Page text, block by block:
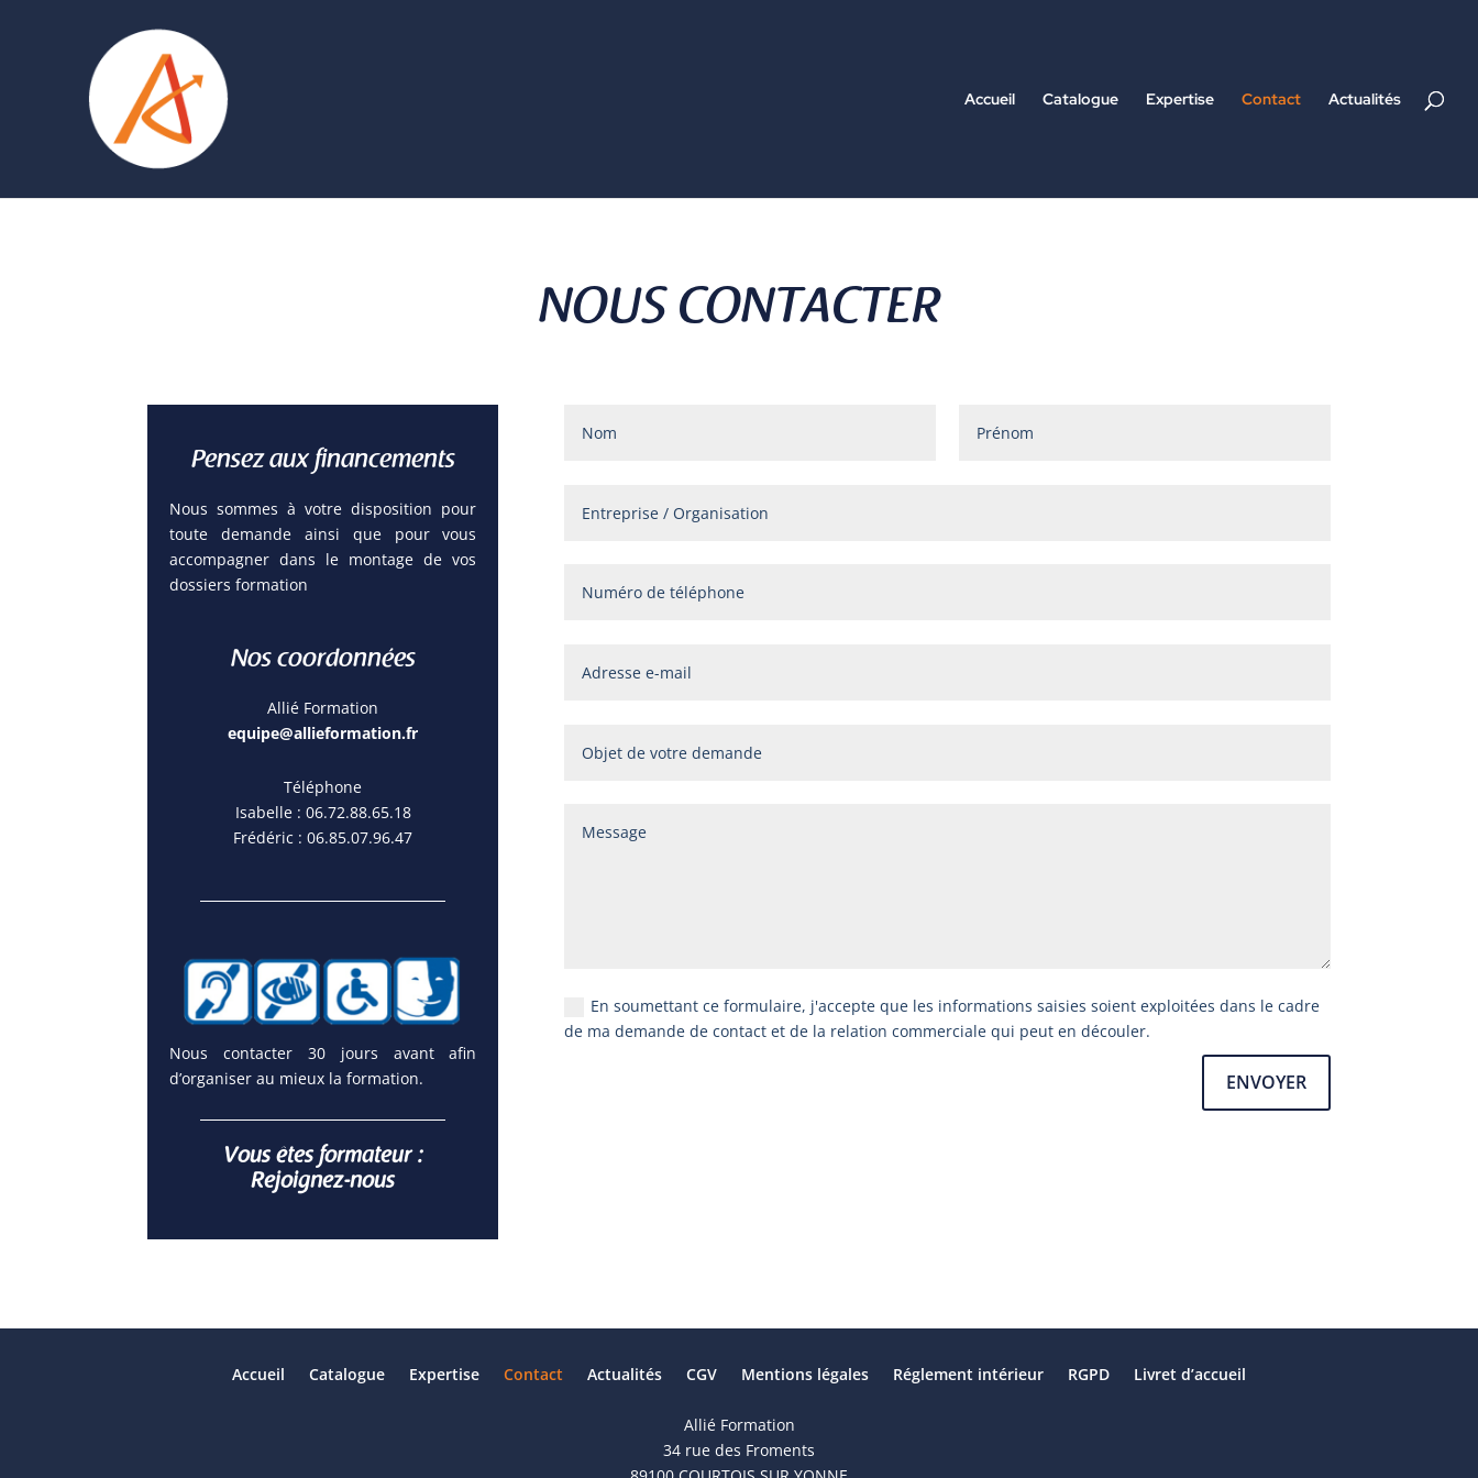
Accueil Catalogue Expertise Contact Actualités
NOUS CONTACTER
Pensez aux financements
Nous sommes à votre disposition pour
toute demande ainsi que pour vous
accompagner dans le montage de vos
dossiers formation
Nos coordonnées
Allié Formation
equipe@allieformation.fr
Téléphone
Isabelle : 06.72.88.65.18
Frédéric : 06.85.07.96.47
Nous contacter 30 jours avant afin
d’organiser au mieux la formation.
Vous êtes formateur :
Rejoignez-nous
En soumettant ce formulaire, j'accepte que les informations saisies soient exploitées dans le cadre
de ma demande de contact et de la relation commerciale qui peut en découler.
ENVOYER
Accueil Catalogue Expertise Contact Actualités CGV Mentions légales Réglement intérieur RGPD Livret d’accueil
Allié Formation
34 rue des Froments